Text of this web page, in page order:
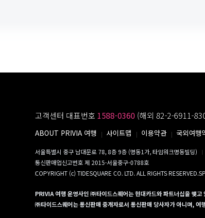
고객센터 대표번호 1588-0360 (해외 82-2-6911-
ABOUT PRIVIA 여행 사이트맵 이용약관 국외여행
서울특별시 중구 남대문로 78, 8층 9층 (명동1가, 타임워크명동빌딩)
통신판매업신고번호 제 2015-서울중구-0788호
COPYRIGHT (c) TIDESQUARE CO. LTD. ALL RIGHTS
PRIVIA 여행 운영사인 ㈜타이드스퀘어는 현대카드와 파트너십을 맺고
㈜타이드스퀘어는 통신판매 중개자로서 통신판매 당사자가 아니며,